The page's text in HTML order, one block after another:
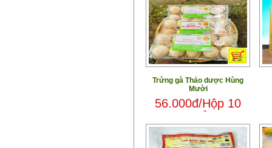
Trứng gà Thảo dược Hùng
Mười
56.000đ/Hộp 10
quả